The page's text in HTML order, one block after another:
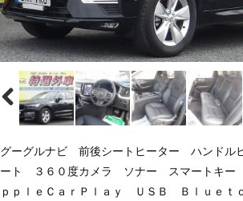
グーグルナビ 前後シートヒーター ハンドル
ート ３６０度カメラ ソナー スマートキ
ｐｐｌｅＣａｒＰｌａｙ ＵＳＢ Ｂｌｕｅｔ